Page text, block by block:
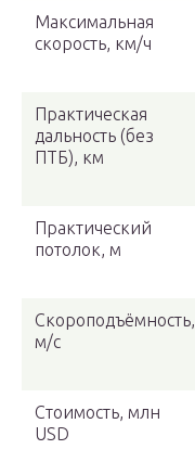
Максимальная
скорость, км/ч
Практическая
дальность (без
ПТБ), км
Практический
потолок, м
Скороподъёмность,
м/с
Стоимость, млн
USD